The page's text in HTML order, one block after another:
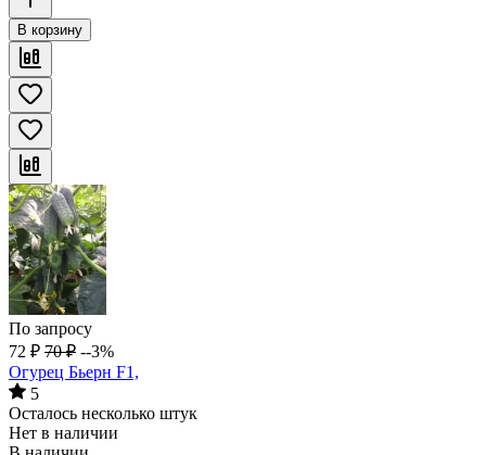
В корзину
По запросу
72 ₽ 70 ₽ --3%
Огурец Бьерн F1,
5
Осталось несколько штук
Нет в наличии